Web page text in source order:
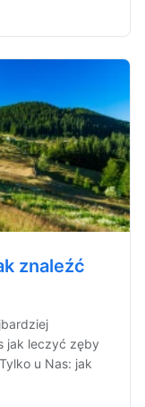
znaleźć
jak leczyć zęby
u Nas: jak